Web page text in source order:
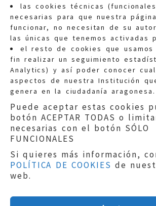
las cookies técnicas
necesarias para que nuestra
funcionar, no necesitan de su
las únicas que tenemos activadas
el resto de cookies que usamos
fin realizar un seguimiento
Analytics) y así poder conocer
aspectos de nuestra Institución
genera en la ciudadanía aragonesa.
Puede aceptar estas cookies
botón ACEPTAR TODAS o
necesarias con el botón SÓLO
FUNCIONALES
Si quieres más información,
POLÍTICA DE COOKIES de
web.
Quejas:
Información
Teléfonos:900 210 210/
Aviso legal|Política de
Protección de Datos